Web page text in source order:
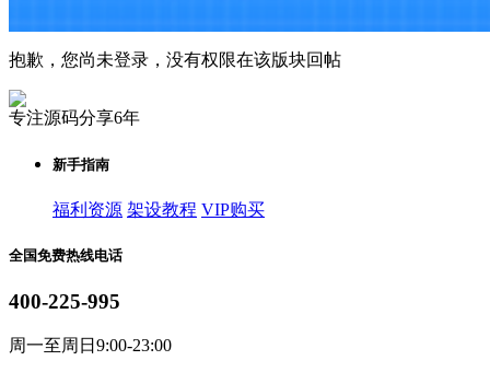
抱歉，您尚未登录，没有权限在该版块回帖
专注源码分享6年
新手指南
福利资源 架设教程 VIP购买
全国免费热线电话
400-225-995
周一至周日9:00-23:00